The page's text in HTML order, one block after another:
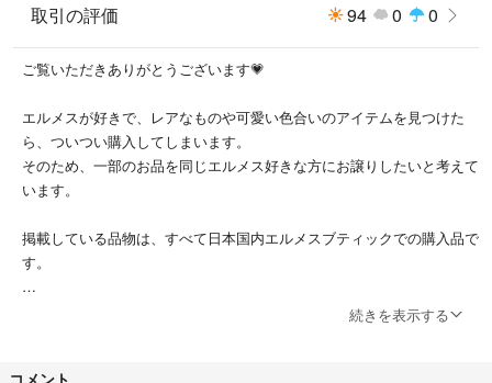
取引の評価 94 0 0
ご覧いただきありがとうございます💗
エルメスが好きで、レアなものや可愛い色合いのアイテムを見つけた
ら、ついつい購入してしまいます。
そのため、一部のお品を同じエルメス好きな方にお譲りしたいと考えて
います。
掲載している品物は、すべて日本国内エルメスブティックでの購入品で
す。
続きを表示する
コメント